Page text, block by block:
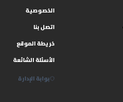
الخصوصية
اتصل بنا
خريطة الموقع
الأسئلة الشائعة
بوابة الإدارة